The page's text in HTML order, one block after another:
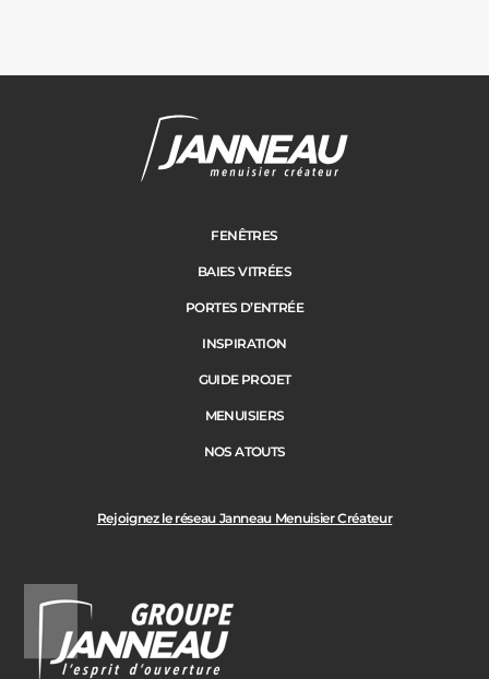
Cloture
Suivant
Adresse des travaux
Code Postal des travaux
Rejoignez le réseau Janneau Menuisier Créateur
FENÊTRES
BAIES VITRÉES
PORTES D’ENTRÉE
INSPIRATION
GUIDE PROJET
MENUISIERS
NOS ATOUTS